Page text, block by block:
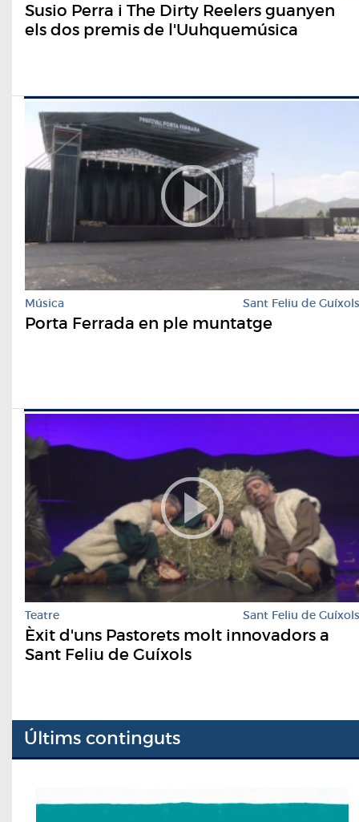
Susio Perra i The Dirty Reelers guanyen
els dos premis de l'Uuhquemúsica
Música Sant Feliu de Guíxols
Porta Ferrada en ple muntatge
Teatre Sant Feliu de Guíxols
Èxit d'uns Pastorets molt innovadors a
Sant Feliu de Guíxols
Últims continguts